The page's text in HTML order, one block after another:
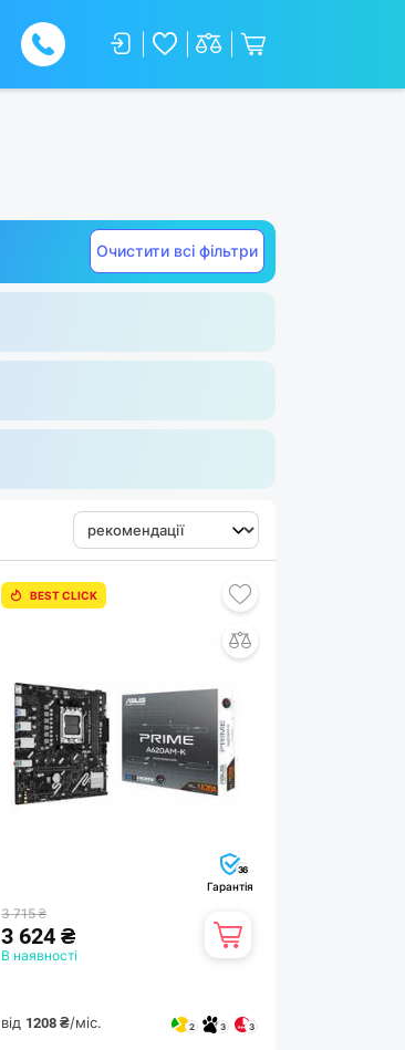
Очистити всі фільтри
BEST CLICK
36
Гарантія
3 715 ₴
3 624 ₴
В наявності
від 1208 ₴/міс. 2 3 3